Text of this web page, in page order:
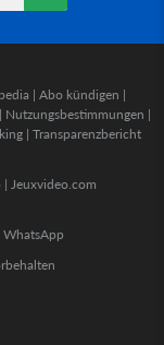
| Abo kündigen |
| Nutzungsbestimmungen |
| Transparenzbericht
| Jeuxvideo.com
WhatsApp